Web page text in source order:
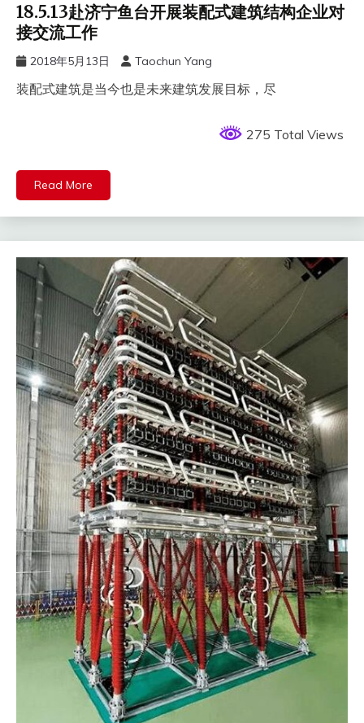
18.5.13赴济宁鱼台开展装配式建筑结构企业对
接交流工作
2018年5月13日 Taochun Yang
装配式建筑是当今也是未来建筑发展目标，尽
275 Total Views
Read More